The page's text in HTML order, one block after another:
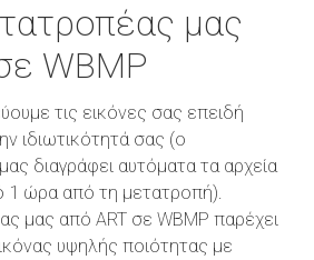
μας
WBMP
τις εικόνες σας επειδή
ιδιωτικότητά σας (ο
διαγράφει αυτόματα τα αρχεία
1 ώρα από τη μετατροπή).
μας από ART σε WBMP παρέχει
υψηλής ποιότητας με